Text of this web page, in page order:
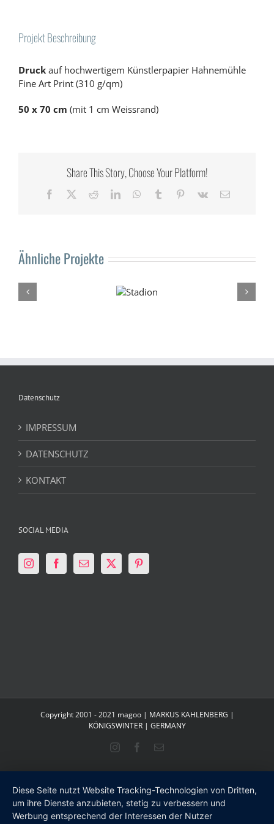
Projekt Beschreibung
Druck auf hochwertigem Künstlerpapier Hahnemühle
Fine Art Print (310 g/qm)
50 x 70 cm (mit 1 cm Weissrand)
Share This Story, Choose Your Platform!
Facebook RedditLinkedInWhatsApp
Tumblr Pinterest
Vk
E-
Ähnliche Projekte
Ruine
Datenschutz
IMPRESSUM
DATENSCHUTZ
KONTAKT
SOCIAL MEDIA
Copyright 2001 - 2021 magoo | MARKUS KAHLENBERG |
KÖNIGSWINTER | GERMANY
InstagramFacebook
E-
Diese Seite nutzt Website Tracking-Technologien von Dritten,
um ihre Dienste anzubieten, stetig zu verbessern und
Werbung entsprechend der Interessen der Nutzer